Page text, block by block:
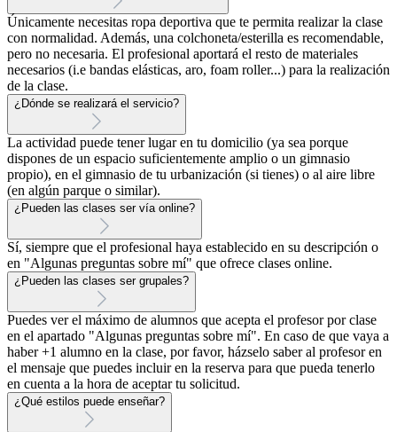
Únicamente necesitas ropa deportiva que te permita realizar la clase
con normalidad. Además, una colchoneta/esterilla es recomendable,
pero no necesaria. El profesional aportará el resto de materiales
necesarios (i.e bandas elásticas, aro, foam roller...) para la realización
de la clase.
¿Dónde se realizará el servicio?
La actividad puede tener lugar en tu domicilio (ya sea porque
dispones de un espacio suficientemente amplio o un gimnasio
propio), en el gimnasio de tu urbanización (si tienes) o al aire libre
(en algún parque o similar).
¿Pueden las clases ser vía online?
Sí, siempre que el profesional haya establecido en su descripción o
en "Algunas preguntas sobre mí" que ofrece clases online.
¿Pueden las clases ser grupales?
Puedes ver el máximo de alumnos que acepta el profesor por clase
en el apartado "Algunas preguntas sobre mí". En caso de que vaya a
haber +1 alumno en la clase, por favor, házselo saber al profesor en
el mensaje que puedes incluir en la reserva para que pueda tenerlo
en cuenta a la hora de aceptar tu solicitud.
¿Qué estilos puede enseñar?